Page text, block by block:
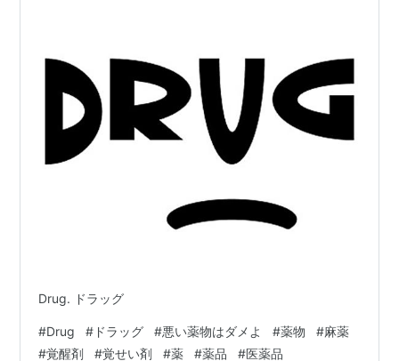
Drug. ドラッグ
#Drug # ドラッグ #悪い薬物はダメよ #薬物 #麻薬
#覚醒剤 #覚せい剤 #薬 #薬品 #医薬品